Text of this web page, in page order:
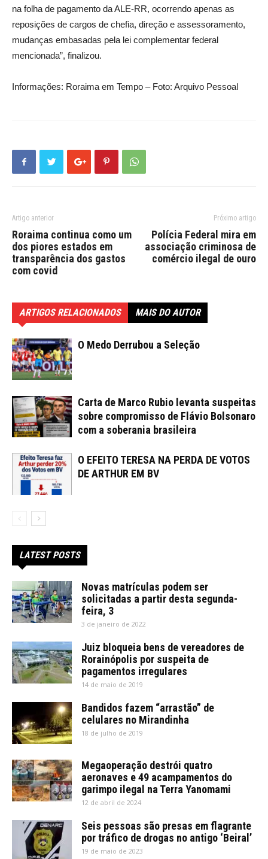
na folha de pagamento da ALE-RR, ocorrendo apenas as
reposições de cargos de chefia, direção e assessoramento,
mudanças embasadas pela lei complementar federal
mencionada”, finalizou.
Informações: Roraima em Tempo – Foto: Arquivo Pessoal
Artigo anterior
Roraima continua como um
dos piores estados em
transparência dos gastos
com covid
Próximo artigo
Polícia Federal mira em
associação criminosa de
comércio ilegal de ouro
ARTIGOS RELACIONADOS MAIS DO AUTOR
O Medo Derrubou a Seleção
Carta de Marco Rubio levanta suspeitas
sobre compromisso de Flávio Bolsonaro
com a soberania brasileira
O EFEITO TERESA NA PERDA DE VOTOS
DE ARTHUR EM BV
LATEST POSTS
Novas matrículas podem ser
solicitadas a partir desta segunda-
feira, 3
3 de janeiro de 2022
Juiz bloqueia bens de vereadores de
Rorainópolis por suspeita de
pagamentos irregulares
14 de maio de 2019
Bandidos fazem “arrastão” de
celulares no Mirandinha
18 de julho de 2019
Megaoperação destrói quatro
aeronaves e 49 acampamentos do
garimpo ilegal na Terra Yanomami
12 de abril de 2024
Seis pessoas são presas em flagrante
por tráfico de drogas no antigo ‘Beiral’
19 de maio de 2023